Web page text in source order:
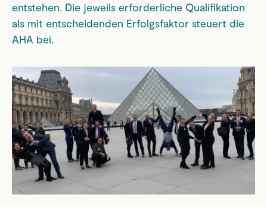
entstehen. Die jeweils erforderliche Qualifikation
als mit entscheidenden Erfolgsfaktor steuert die
AHA bei.